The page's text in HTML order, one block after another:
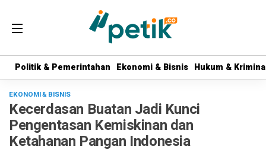
Politik & Pemerintahan Ekonomi & Bisnis Hukum &
Politik & Pemerintahan Ekonomi & Bisnis Hukum &
EKONOMI & BISNIS
Kecerdasan Buatan Jadi Kunci
Pengentasan Kemiskinan dan
Ketahanan Pangan Indonesia